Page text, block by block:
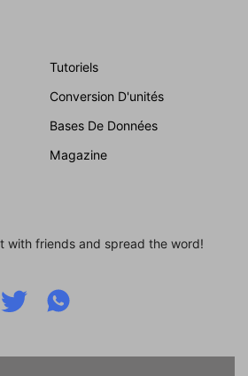
Tutoriels
Conversion D'unités
Bases De Données
Magazine
with friends and spread the word!